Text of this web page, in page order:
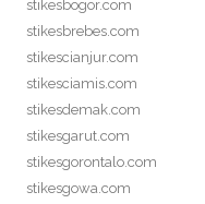
stikesbogor.com
stikesbrebes.com
stikescianjur.com
stikesciamis.com
stikesdemak.com
stikesgarut.com
stikesgorontalo.com
stikesgowa.com